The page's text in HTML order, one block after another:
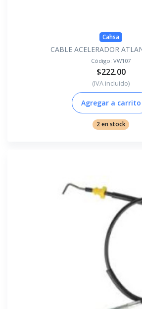
Cahsa
CABLE ACELERADOR
Código: VW107
$222.00
(IVA incluido)
Agregar a carrito
2 en stock